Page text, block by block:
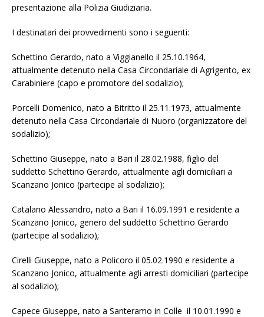
presentazione alla Polizia Giudiziaria.
I destinatari dei provvedimenti sono i seguenti:
Schettino Gerardo, nato a Viggianello il 25.10.1964,
attualmente detenuto nella Casa Circondariale di Agrigento, ex
Carabiniere (capo e promotore del sodalizio);
Porcelli Domenico, nato a Bitritto il 25.11.1973, attualmente
detenuto nella Casa Circondariale di Nuoro (organizzatore del
sodalizio);
Schettino Giuseppe, nato a Bari il 28.02.1988, figlio del
suddetto Schettino Gerardo, attualmente agli domiciliari a
Scanzano Jonico (partecipe al sodalizio);
Catalano Alessandro, nato a Bari il 16.09.1991 e residente a
Scanzano Jonico, genero del suddetto Schettino Gerardo
(partecipe al sodalizio);
Cirelli Giuseppe, nato a Policoro il 05.02.1990 e residente a
Scanzano Jonico, attualmente agli arresti domiciliari (partecipe
al sodalizio);
Capece Giuseppe, nato a Santeramo in Colle il 10.01.1990 e